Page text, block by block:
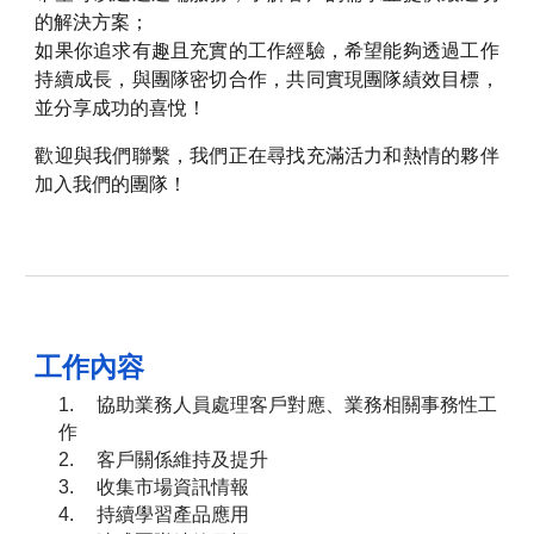
的解決方案；
如果你追求有趣且充實的工作經驗，希望能夠透過工作
持續成長，與團隊密切合作，共同實現團隊績效目標，
並分享成功的喜悅！
歡迎與我們聯繫，我們正在尋找充滿活力和熱情的夥伴
加入我們的團隊！
工作內容
1.
協助業務⼈員處理客戶對應、業務相關事務性工
作
2.
客戶關係維持及提升
3.
收集市場資訊情報
4.
持續學習產品應用